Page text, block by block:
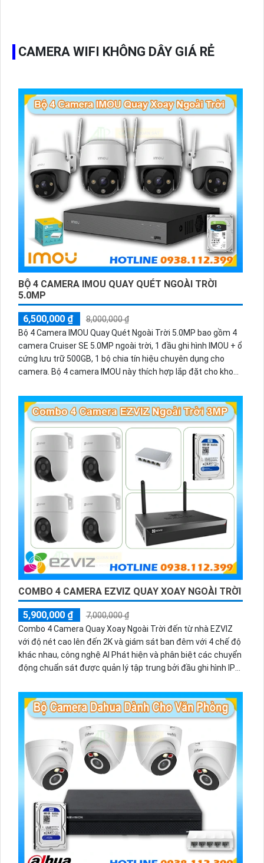
CAMERA WIFI KHÔNG DÂY GIÁ RẺ
BỘ 4 CAMERA IMOU QUAY QUÉT NGOÀI TRỜI
5.0MP
6,500,000 ₫
8,000,000 ₫
Bộ 4 Camera IMOU Quay Quét Ngoài Trời 5.0MP bao gồm 4
camera Cruiser SE 5.0MP ngoài trời, 1 đầu ghi hình IMOU + ổ
cứng lưu trữ 500GB, 1 bộ chia tín hiệu chuyên dụng cho
camera. Bộ 4 camera IMOU này thích hợp lắp đặt cho kho
trời.
COMBO 4 CAMERA EZVIZ QUAY XOAY NGOÀI TRỜI
5,900,000 ₫
7,000,000 ₫
Combo 4 Camera Quay Xoay Ngoài Trời đến từ nhà EZVIZ
với độ nét cao lên đến 2K và giám sát ban đêm với 4 chế độ
khác nhau, công nghệ AI Phát hiện và phân biệt các chuyển
động chuẩn sát được quản lý tập trung bởi đầu ghi hình IP